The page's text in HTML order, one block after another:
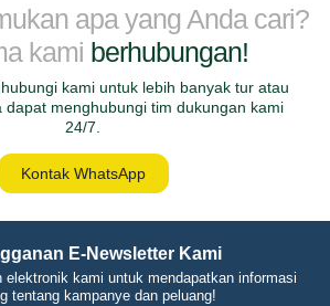
apa yang Anda cari?
kami berhubungan!
kami untuk lebih banyak tur atau
dapat menghubungi tim dukungan kami
24/7.
Kontak WhatsApp
E-Newsletter Kami
elektronik kami untuk mendapatkan informasi
tentang kampanye dan peluang!